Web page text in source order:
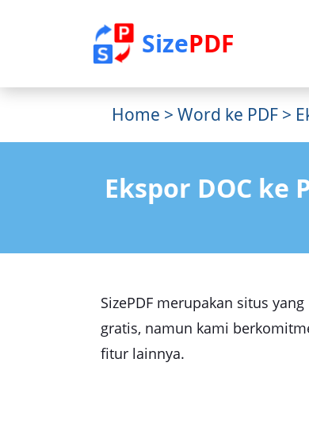
SizePDF
Home > Word ke PDF >
Ekspor DOC ke
SizePDF merupakan situs
gratis, namun kami
fitur lainnya.